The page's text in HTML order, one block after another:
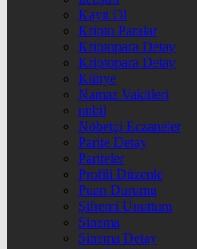
Kayıt Ol
Kripto Paralar
Kriptopara Detay
Kriptopara Detay
Künye
Namaz Vakitleri
nnbil
Nöbetçi Eczaneler
Parite Detay
Pariteler
Profili Düzenle
Puan Durumu
Şifremi Unuttum
Sinema
Sinema Detay